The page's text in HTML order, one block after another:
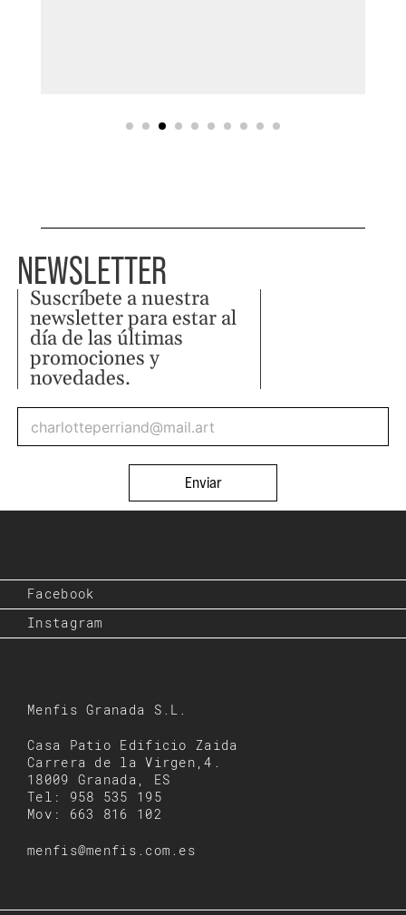
NEWSLETTER
Suscríbete a nuestra
newsletter para estar al
día de las últimas
promociones y
novedades.
Enviar
Facebook
Instagram
Menfis Granada S.L.
Casa Patio Edificio Zaida
Carrera de la Virgen,4.
18009 Granada, ES
Tel: 958 535 195
Mov: 663 816 102
menfis@menfis.com.es